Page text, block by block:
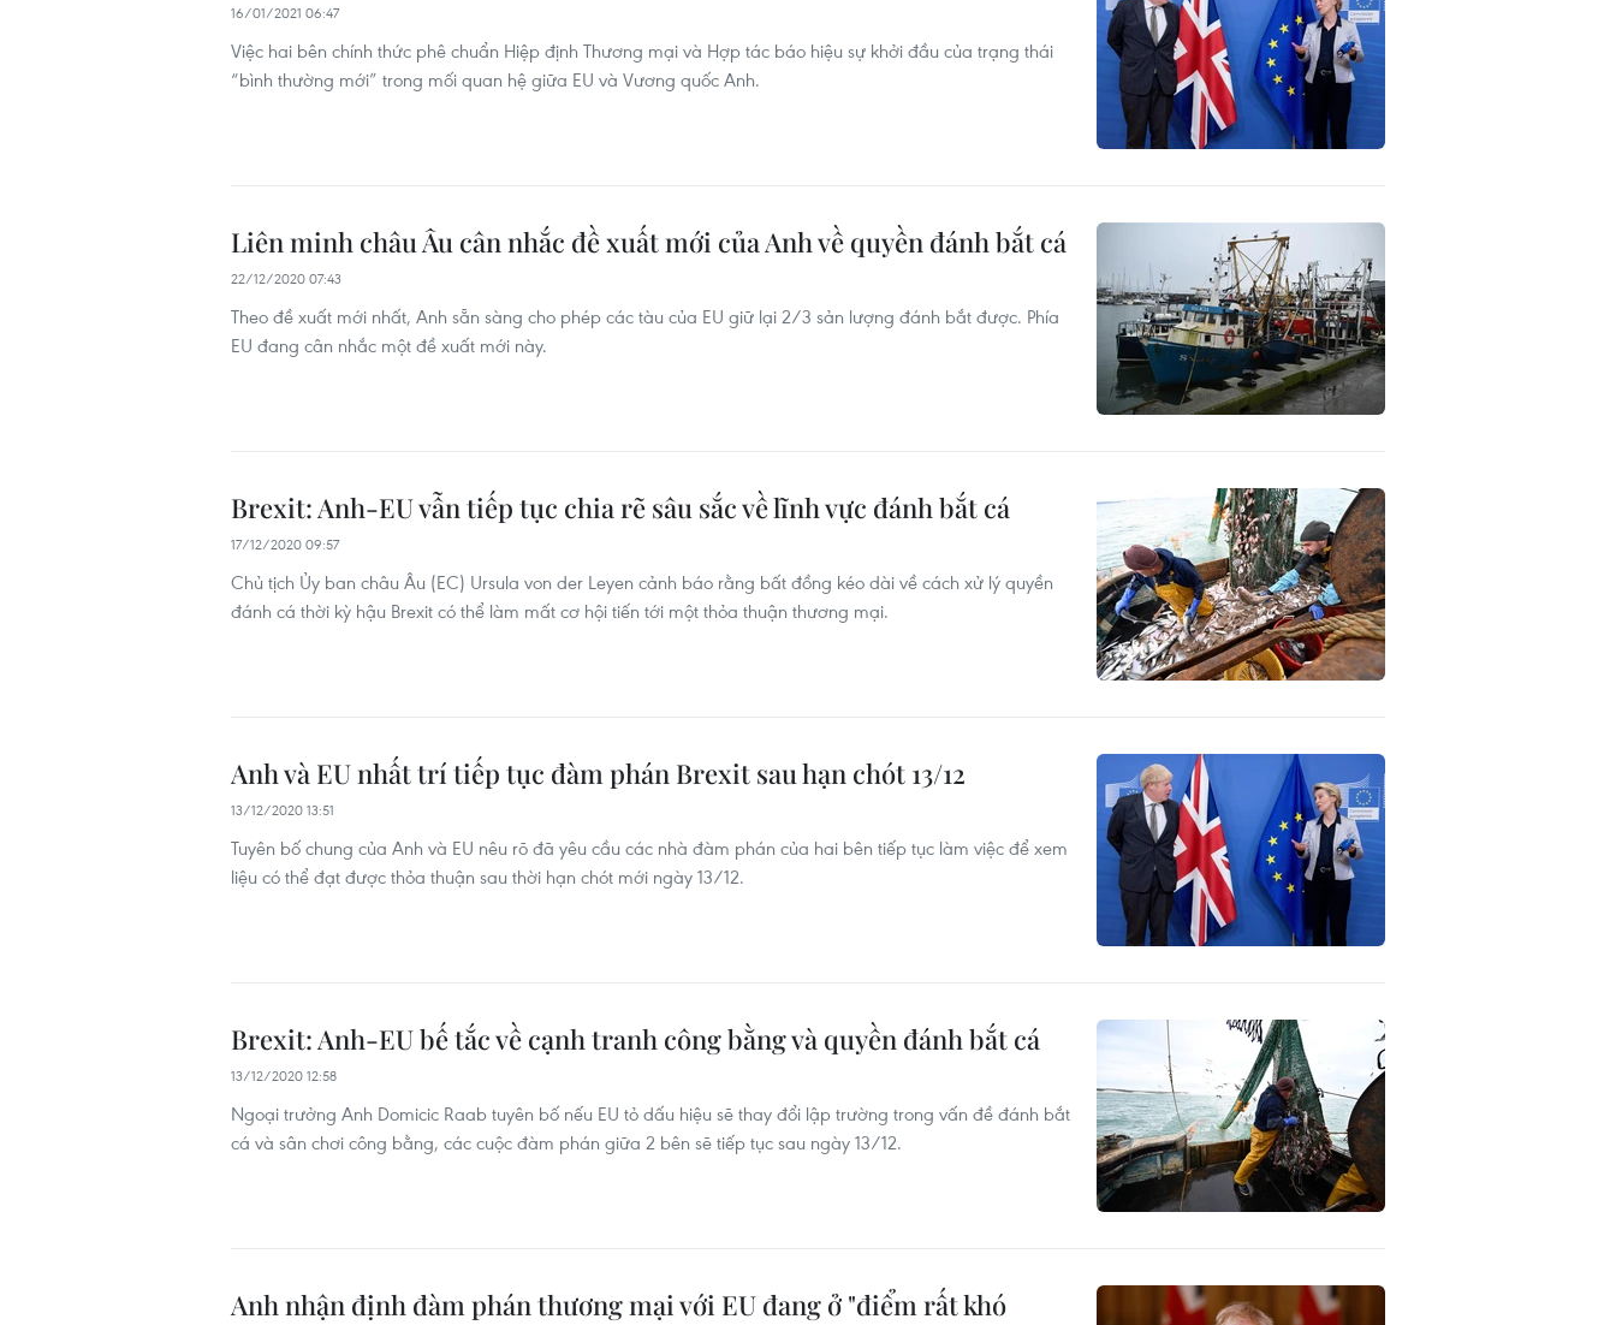
16/01/2021 06:47
Việc hai bên chính thức phê chuẩn Hiệp định Thương mại và Hợp tác báo hiệu sự khởi đầu của trạng thái
“bình thường mới” trong mối quan hệ giữa EU và Vương quốc Anh.
Liên minh châu Âu cân nhắc đề xuất mới của Anh về quyền đánh bắt cá
22/12/2020 07:43
Theo đề xuất mới nhất, Anh sẵn sàng cho phép các tàu của EU giữ lại 2/3 sản lượng đánh bắt được. Phía
EU đang cân nhắc một đề xuất mới này.
Brexit: Anh-EU vẫn tiếp tục chia rẽ sâu sắc về lĩnh vực đánh bắt cá
17/12/2020 09:57
Chủ tịch Ủy ban châu Âu (EC) Ursula von der Leyen cảnh báo rằng bất đồng kéo dài về cách xử lý quyền
đánh cá thời kỳ hậu Brexit có thể làm mất cơ hội tiến tới một thỏa thuận thương mại.
Anh và EU nhất trí tiếp tục đàm phán Brexit sau hạn chót 13/12
13/12/2020 13:51
Tuyên bố chung của Anh và EU nêu rõ đã yêu cầu các nhà đàm phán của hai bên tiếp tục làm việc để xem
liệu có thể đạt được thỏa thuận sau thời hạn chót mới ngày 13/12.
Brexit: Anh-EU bế tắc về cạnh tranh công bằng và quyền đánh bắt cá
13/12/2020 12:58
Ngoại trưởng Anh Domicic Raab tuyên bố nếu EU tỏ dấu hiệu sẽ thay đổi lập trường trong vấn đề đánh bắt
cá và sân chơi công bằng, các cuộc đàm phán giữa 2 bên sẽ tiếp tục sau ngày 13/12.
Anh nhận định đàm phán thương mại với EU đang ở "điểm rất khó